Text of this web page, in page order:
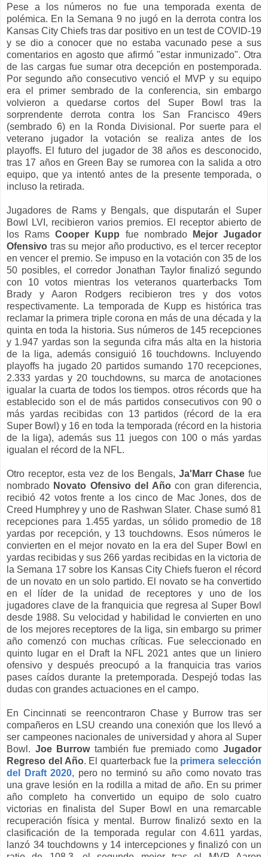
Pese a los números no fue una temporada exenta de
polémica. En la Semana 9 no jugó en la derrota contra los
Kansas City Chiefs tras dar positivo en un test de COVID-19
y se dio a conocer que no estaba vacunado pese a sus
comentarios en agosto que afirmó "estar inmunizado". Otra
de las cargas fue sumar otra decepción en postemporada.
Por segundo año consecutivo venció el MVP y su equipo
era el primer sembrado de la conferencia, sin embargo
volvieron a quedarse cortos del Super Bowl tras la
sorprendente derrota contra los San Francisco 49ers
(sembrado 6) en la Ronda Divisional. Por suerte para el
veterano jugador la votación se realiza antes de los
playoffs. El futuro del jugador de 38 años es desconocido,
tras 17 años en Green Bay se rumorea con la salida a otro
equipo, que ya intentó antes de la presente temporada, o
incluso la retirada.
Jugadores de Rams y Bengals, que disputarán el Super
Bowl LVI, recibieron varios premios. El receptor abierto de
los RamsCooper Kupp fue nombrado
Mejor Jugador
Ofensivo tras su mejor año productivo, es el tercer receptor
en vencer el premio. Se impuso en la votación con 35 de los
50 posibles, el corredor Jonathan Taylor finalizó segundo
con 10 votos mientras los veteranos quarterbacks Tom
Brady y Aaron Rodgers recibieron tres y dos votos
respectivamente. La temporada de Kupp es histórica tras
reclamar la primera triple corona en más de una década y la
quinta en toda la historia. Sus números de 145 recepciones
y 1.947 yardas son la segunda cifra más alta en la historia
de la liga, además consiguió 16 touchdowns. Incluyendo
playoffs ha jugado 20 partidos sumando 170 recepciones,
2.333 yardas y 20 touchdowns, su marca de anotaciones
igualar la cuarta de todos los tiempos. otros récords que ha
establecido son el de más partidos consecutivos con 90 o
más yardas recibidas con 13 partidos (récord de la era
Super Bowl) y 16 en toda la temporada (récord en la historia
de la liga), además sus 11 juegos con 100 o más yardas
igualan el récord de la NFL.
Otro receptor, esta vez de los Bengals, Ja'Marr Chase fue
nombrado Novato Ofensivo del Añocon gran diferencia,
recibió 42 votos frente a los cinco de Mac Jones, dos de
Creed Humphrey y uno de Rashwan Slater. Chase sumó 81
recepciones para 1.455 yardas, un sólido promedio de 18
yardas por recepción, y 13 touchdowns. Esos números le
convierten en el mejor novato en la era del Super Bowl en
yardas recibidas y sus 266 yardas recibidas en la victoria de
la Semana 17 sobre los Kansas City Chiefs fueron el récord
de un novato en un solo partido. El novato se ha convertido
en el líder de la unidad de receptores y uno de los
jugadores clave de la franquicia que regresa al Super Bowl
desde 1988. Su velocidad y habilidad le convierten en uno
de los mejores receptores de la liga, sin embargo su primer
año comenzó con muchas críticas. Fue seleccionado en
quinto lugar en el Draft la NFL 2021 antes que un liniero
ofensivo y después preocupó a la franquicia tras varios
pases caídos durante la pretemporada. Despejó todas las
dudas con grandes actuaciones en el campo.
En Cincinnati se reencontraron Chase y Burrow tras ser
compañeros en LSU creando una conexión que los llevó a
ser campeones nacionales de universidad y ahora al Super
Bowl. Joe Burrowtambién fue premiado comoJugador
Regreso del Año. El quarterback fue la primera selección
del Draft 2020, pero no terminó su año como novato tras
una grave lesión en la rodilla a mitad de año. En su primer
año completo ha convertido un equipo de solo cuatro
victorias en finalista del Super Bowl en una remarcable
recuperación física y mental. Burrow finalizó sexto en la
clasificación de la temporada regular con 4.611 yardas,
lanzó 34 touchdowns y 14 intercepciones y finalizó con un